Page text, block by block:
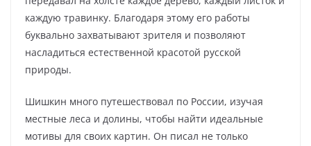
каждую травинку. Благодаря этому его работы
буквально захватывают зрителя и позволяют
насладиться естественной красотой русской
природы.
Шишкин много путешествовал по России, изучая
местные леса и долины, чтобы найти идеальные
мотивы для своих картин. Он писал не только